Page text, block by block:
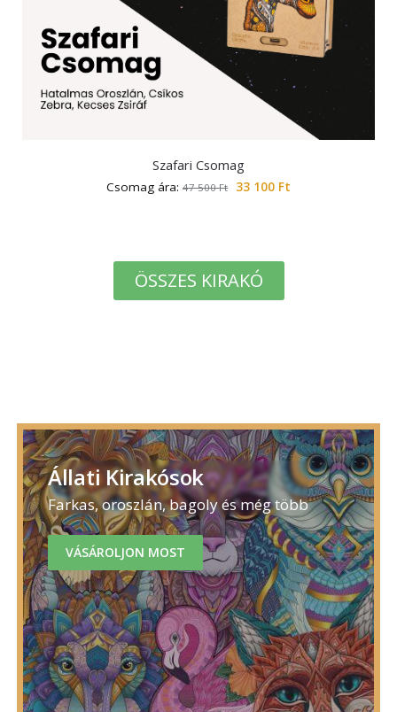
Szafari Csomag
Csomag ára:47 500Ft 33 100 Ft
ÖSSZES KIRAKÓ
Állati Kirakósok
Farkas, oroszlán, bagoly és még több
VÁSÁROLJON MOST